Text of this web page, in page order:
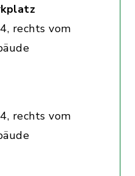
rechts vom
rechts vom